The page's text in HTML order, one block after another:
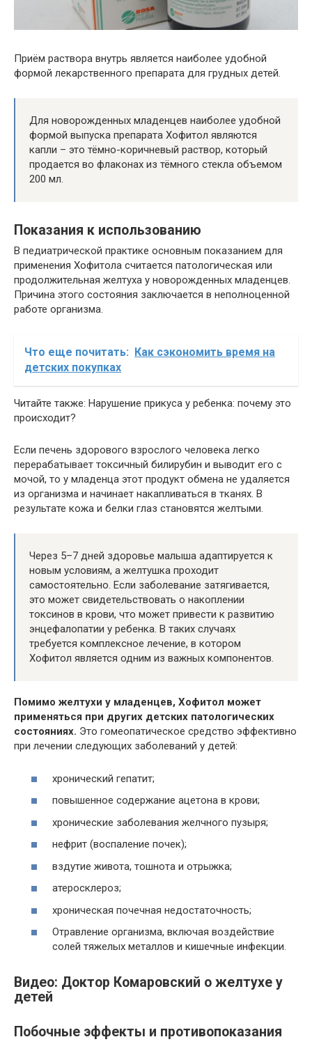
Приём раствора внутрь является наиболее удобной
формой лекарственного препарата для грудных детей.
Для новорожденных младенцев наиболее удобной
формой выпуска препарата Хофитол являются
капли – это тёмно-коричневый раствор, который
продается во флаконах из тёмного стекла объемом
200 мл.
Показания к использованию
В педиатрической практике основным показанием для
применения Хофитола считается патологическая или
продолжительная желтуха у новорожденных младенцев.
Причина этого состояния заключается в неполноценной
работе организма.
Что еще почитать:
Как сэкономить время на
детских покупках
Читайте также: Нарушение прикуса у ребенка: почему это
происходит?
Если печень здорового взрослого человека легко
перерабатывает токсичный билирубин и выводит его с
мочой, то у младенца этот продукт обмена не удаляется
из организма и начинает накапливаться в тканях. В
результате кожа и белки глаз становятся желтыми.
Через 5–7 дней здоровье малыша адаптируется к
новым условиям, а желтушка проходит
самостоятельно. Если заболевание затягивается,
это может свидетельствовать о накоплении
токсинов в крови, что может привести к развитию
энцефалопатии у ребенка. В таких случаях
требуется комплексное лечение, в котором
Хофитол является одним из важных компонентов.
Помимо желтухи у младенцев, Хофитол может
применяться при других детских патологических
состояниях. Это гомеопатическое средство эффективно
при лечении следующих заболеваний у детей:
хронический гепатит;
повышенное содержание ацетона в крови;
хронические заболевания желчного пузыря;
нефрит (воспаление почек);
вздутие живота, тошнота и отрыжка;
атеросклероз;
хроническая почечная недостаточность;
Отравление организма, включая воздействие
солей тяжелых металлов и кишечные инфекции.
Видео: Доктор Комаровский о желтухе у
детей
Побочные эффекты и противопоказания